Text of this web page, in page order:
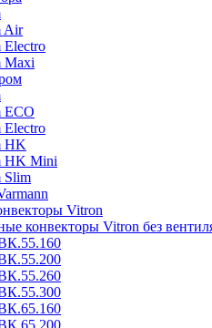
Air
Electro
Maxi
ECO
Electro
HK
HK Mini
Slim
Vitron
конвекторы Vitron без